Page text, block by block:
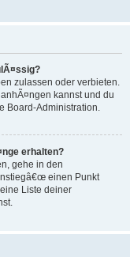
zulassen oder verbieten.
kannst und du
Board-Administration.
erhalten?
gehe in den
einen Punkt
Liste deiner